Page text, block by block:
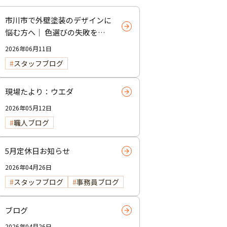
市川市で外壁塗装のデザインに
悩む方へ｜ 色選びの失敗を防
ぐポイント
2026年06月11日
スタッフブログ
現場たより：ウエダ
2026年05月12日
職人ブログ
5月定休日お知らせ
2026年04月26日
スタッフブログ 事務員ブログ
ブログ